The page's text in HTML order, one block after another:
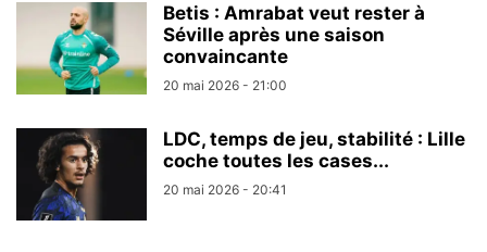
Betis : Amrabat veut rester à
Séville après une saison
convaincante
20 mai 2026 - 21:00
LDC, temps de jeu, stabilité : Lille
coche toutes les cases...
20 mai 2026 - 20:41